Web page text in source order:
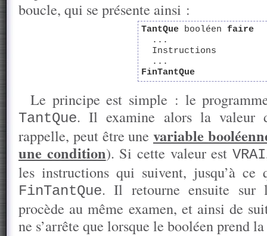
boucle, qui se présente ainsi :
TantQue booléen faire
...
Instructions
...
FinTantQue
Le principe est simple : le
TantQue. Il examine alors la valeur
rappelle, peut être une variable
une condition). Si cette valeur estVRAI
les instructions qui suivent, jusqu’à ce
FinTantQue. Il retourne ensuite
procède au même examen, et ainsi de
ne s’arrête que lorsque le booléen prend